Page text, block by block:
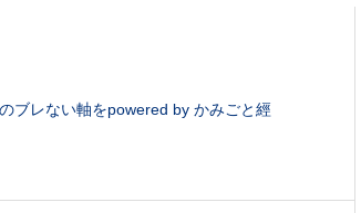
ブレない軸をpowered by かみごと經